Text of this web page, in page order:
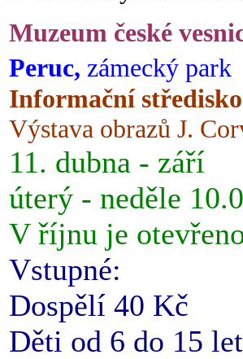
Muzeum české
Peruc, zámecký park
Informační středisko
Výstava obrazů J.
11. dubna - září
úterý - neděle
V říjnu je
Vstupné:
Dospělí 40 Kč
Děti od 6 do 15